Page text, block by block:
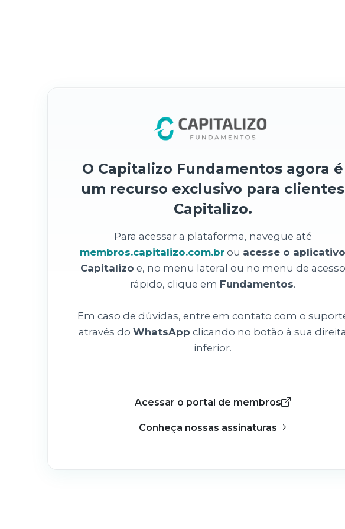
O Capitalizo Fundamentos agora é
um recurso exclusivo para clientes
Capitalizo.
Para acessar a plataforma, navegue até
membros.capitalizo.com.br ou acesse o aplicativo
Capitalizo e, no menu lateral ou no menu de acesso
rápido, clique em Fundamentos.
Em caso de dúvidas, entre em contato com o
através do WhatsApp clicando no botão à sua
inferior.
Acessar o portal de membros
Conheça nossas assinaturas